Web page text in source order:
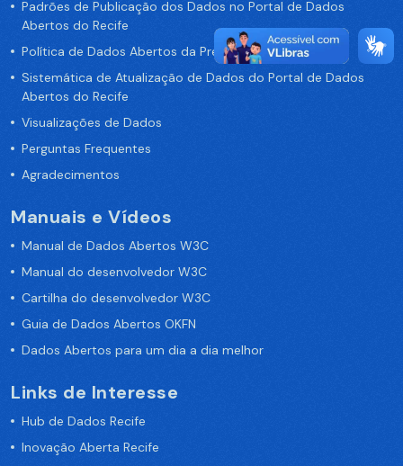
Padrões de Publicação dos Dados no Portal de Dados
Abertos do Recife
Política de Dados Abertos da Prefeitura do Recife
Sistemática de Atualização de Dados do Portal de Dados
Abertos do Recife
Visualizações de Dados
Perguntas Frequentes
Agradecimentos
Manuais e Vídeos
Manual de Dados Abertos W3C
Manual do desenvolvedor W3C
Cartilha do desenvolvedor W3C
Guia de Dados Abertos OKFN
Dados Abertos para um dia a dia melhor
Links de Interesse
Hub de Dados Recife
Inovação Aberta Recife